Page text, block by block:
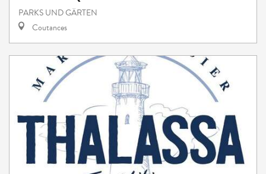
PARKS UND GÄRTEN
Coutances